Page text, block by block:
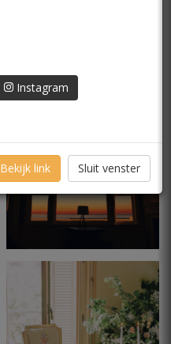
Instagram
Bekijk link Sluit venster